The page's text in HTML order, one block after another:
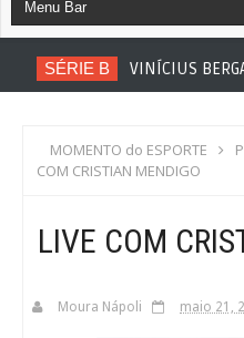
SÉRIE B VINÍCIUS
MOMENTO do ESPORTE
COM CRISTIAN MENDIGO
LIVE COM
Moura Nápoli maio 21,